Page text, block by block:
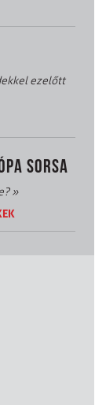
ezelőtt
SORSA
»